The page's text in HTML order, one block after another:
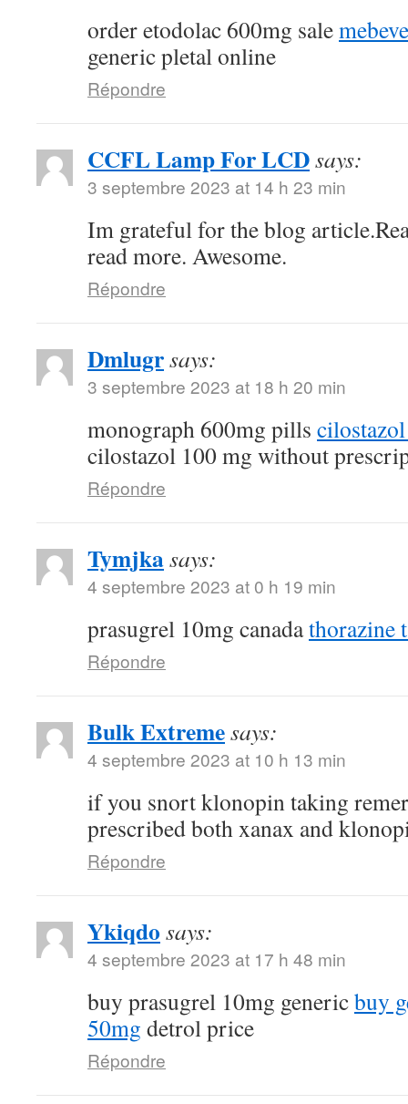
order etodolac 600mg sale
generic pletal online
Répondre
CCFL Lamp For LCDsays:
3 septembre 2023 at 14 h 23 min
Im grateful for the blog
read more. Awesome.
Répondre
Dmlugrsays:
3 septembre 2023 at 18 h 20 min
monograph 600mg pills
cilostazol 100 mg without
Répondre
Tymjkasays:
4 septembre 2023 at 0 h 19 min
prasugrel 10mg canadathorazine
Répondre
Bulk Extremesays:
4 septembre 2023 at 10 h 13 min
if you snort klonopin taking
prescribed both xanax and
Répondre
Ykiqdo says:
4 septembre 2023 at 17 h 48 min
buy prasugrel 10mg genericbuy
50mg detrol price
Répondre